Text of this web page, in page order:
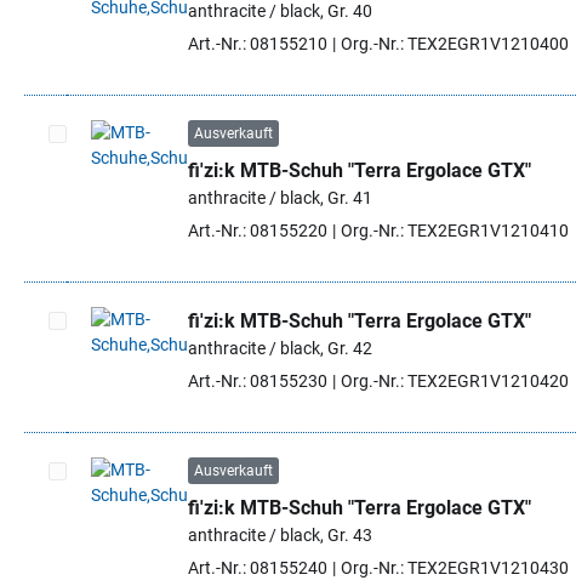
Artikel auswählen
anthracite / black, Gr. 40
Art.-Nr.: 08155210
Org.-Nr.: TEX2EGR1V1210400
Artikel auswählen
Ausverkauft
fi'zi:k MTB-Schuh "Terra Ergolace GTX"
anthracite / black, Gr. 41
Art.-Nr.: 08155220
Org.-Nr.: TEX2EGR1V1210410
Artikel auswählen
fi'zi:k MTB-Schuh "Terra Ergolace GTX"
anthracite / black, Gr. 42
Art.-Nr.: 08155230
Org.-Nr.: TEX2EGR1V1210420
Artikel auswählen
Ausverkauft
fi'zi:k MTB-Schuh "Terra Ergolace GTX"
anthracite / black, Gr. 43
Art.-Nr.: 08155240
Org.-Nr.: TEX2EGR1V1210430